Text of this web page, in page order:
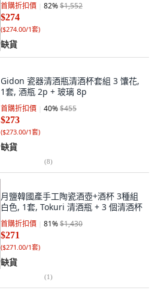
首購折扣價 82%$1,552
$274
($274.00/1套)
缺貨
Gidon 瓷器清酒瓶清酒杯套組 3 馕花,
1套, 酒瓶 2p + 玻璃 8p
首購折扣價 40%$455
$273
($273.00/1套)
缺貨
(8)
月鹽韓國產手工陶瓷酒壺+酒杯 3種組
白色, 1套, Tokuri 清酒瓶 + 3 個清酒杯
首購折扣價 81%$1,430
$271
($271.00/1套)
缺貨
(1)